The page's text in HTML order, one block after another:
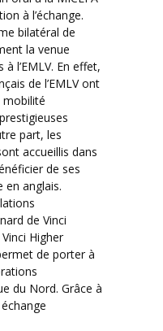
à l’échange.
bilatéral de
la venue
l’EMLV. En effet,
de l’EMLV ont
mobilité
part, les
accueillis dans
de ses
en anglais.
de Vinci
Higher
de porter à
du Nord. Grâce à